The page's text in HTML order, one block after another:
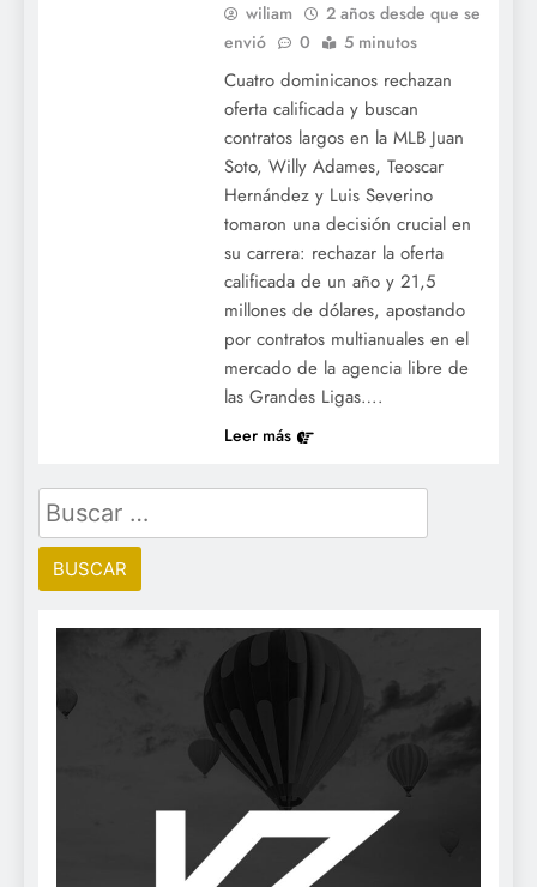
wiliam
2 años desde que se
envió
0 5 minutos
Cuatro dominicanos rechazan
oferta calificada y buscan
contratos largos en la MLB Juan
Soto, Willy Adames, Teoscar
Hernández y Luis Severino
tomaron una decisión crucial en
su carrera: rechazar la oferta
calificada de un año y 21,5
millones de dólares, apostando
por contratos multianuales en el
mercado de la agencia libre de
las Grandes Ligas….
Leer más
Buscar: